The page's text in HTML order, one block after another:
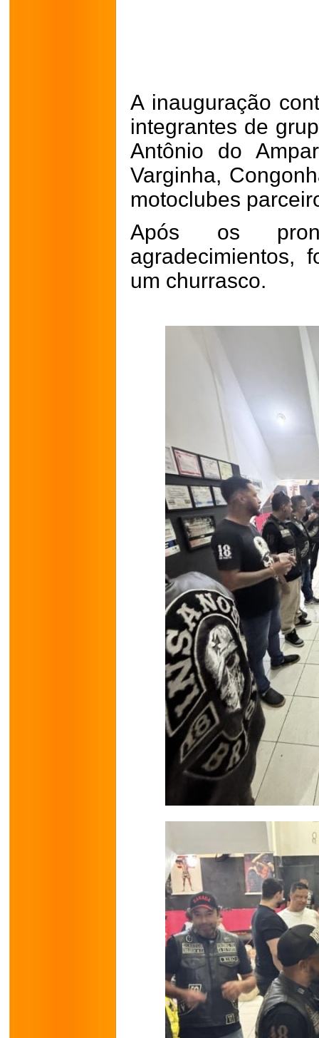
A inauguração
integrantes de
Antônio do
Varginha,
motoclubes
Após os
agradecimientos,
um churrasco.